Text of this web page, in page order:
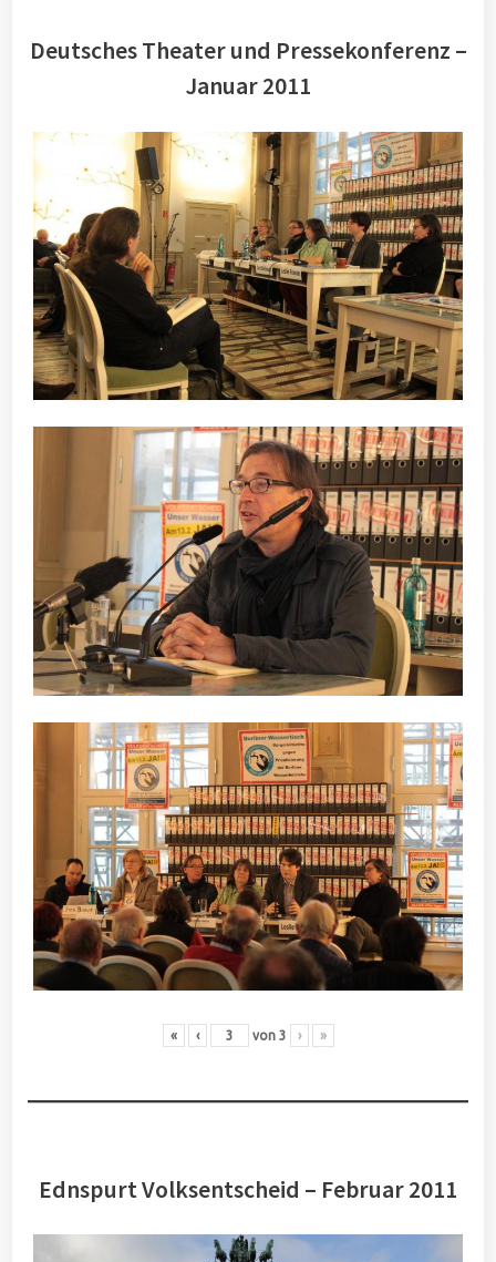
Deutsches Theater und Pressekonferenz –
Januar 2011
« ‹ von 3 › »
Ednspurt Volksentscheid – Februar 2011